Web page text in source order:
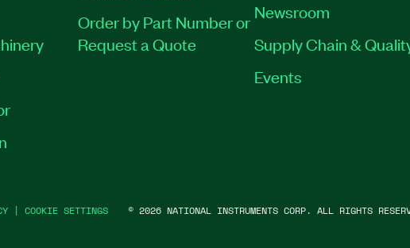
Order by Part Number or
Request a Quote
Newsroom
Supply Chain &
Events
| COOKIE SETTINGS © 2026 NATIONAL INSTRUMENTS CORP. ALL RIGHTS